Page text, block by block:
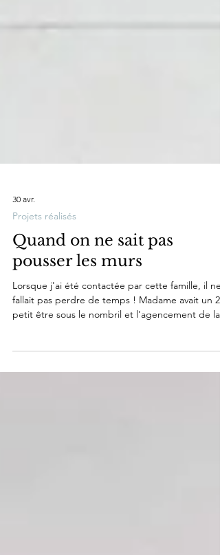
30 avr.
Projets réalisés
Quand on ne sait pas
pousser les murs
Lorsque j'ai été contactée par cette famille, il ne
maison devait être revu en urgence